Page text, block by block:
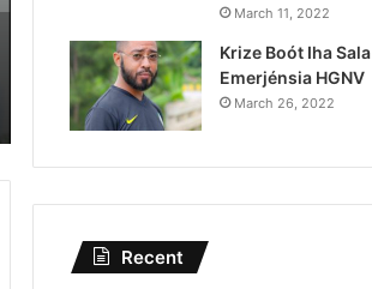
March 11, 2022
Krize Boót Iha Sala
Emerjénsia HGNV
March 26, 2022
Recent